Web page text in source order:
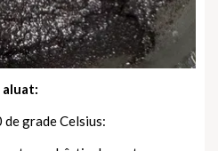
grade Celsius: